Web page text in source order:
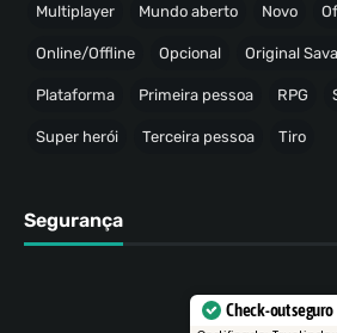
Multiplayer Mundo aberto Novo
Online/Offline Opcional Original
Plataforma Primeira pessoa RPG
Super herói Terceira pessoa Tiro
Segurança
Check-out seguro